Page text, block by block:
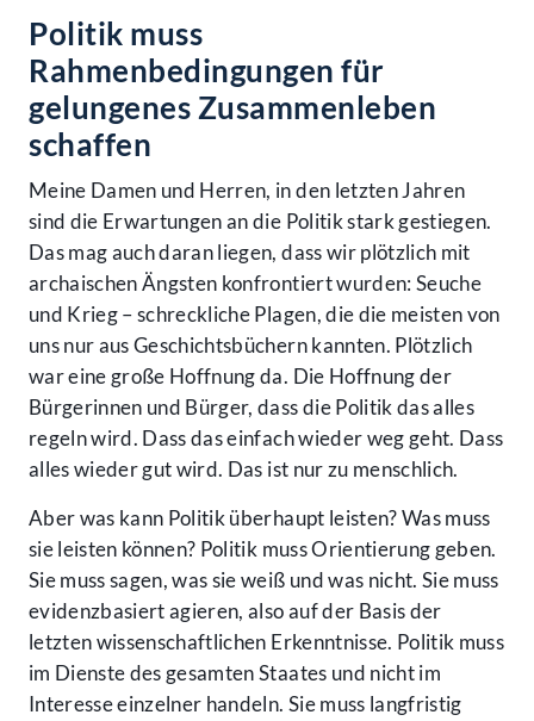
Politik muss
Rahmenbedingungen für
gelungenes Zusammenleben
schaffen
Meine Damen und Herren, in den letzten Jahren
sind die Erwartungen an die Politik stark gestiegen.
Das mag auch daran liegen, dass wir plötzlich mit
archaischen Ängsten konfrontiert wurden: Seuche
und Krieg – schreckliche Plagen, die die meisten von
uns nur aus Geschichtsbüchern kannten. Plötzlich
war eine große Hoffnung da. Die Hoffnung der
Bürgerinnen und Bürger, dass die Politik das alles
regeln wird. Dass das einfach wieder weg geht. Dass
alles wieder gut wird. Das ist nur zu menschlich.
Aber was kann Politik überhaupt leisten? Was muss
sie leisten können? Politik muss Orientierung geben.
Sie muss sagen, was sie weiß und was nicht. Sie muss
evidenzbasiert agieren, also auf der Basis der
letzten wissenschaftlichen Erkenntnisse. Politik muss
im Dienste des gesamten Staates und nicht im
Interesse einzelner handeln. Sie muss langfristig